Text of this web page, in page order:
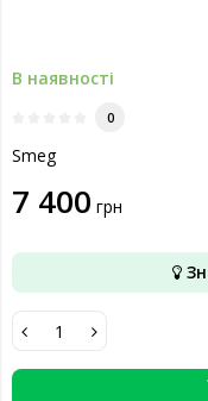
В наявності
0
Smeg
7 400 грн